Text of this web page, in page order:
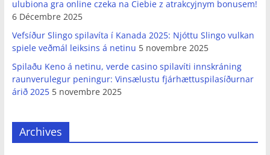
ulubiona gra online czeka na Ciebie z atrakcyjnym bonusem!
6 Décembre 2025
Vefsíður Slingo spilavíta í Kanada 2025: Njóttu Slingo vulkan
spiele veðmál leiksins á netinu 5 novembre 2025
Spilaðu Keno á netinu, verde casino spilavíti innskráning
raunverulegur peningur: Vinsælustu fjárhættuspilasíðurnar
árið 2025 5 novembre 2025
Archives